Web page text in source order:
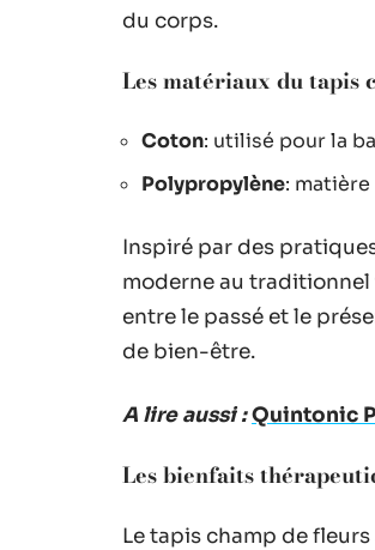
du corps.
Les matériaux du tapis
Coton: utilisé pour la
Polypropylène:
Inspiré par des
moderne au traditionnel
entre le passé et le
de bien-être.
A lire aussi :Quintonic
Les bienfaits
Le tapis champ de